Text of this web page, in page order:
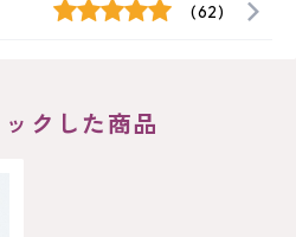
(62)
クした商品